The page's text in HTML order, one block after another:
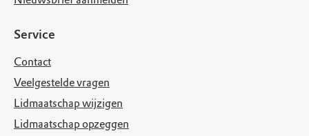
Service
Contact
Veelgestelde vragen
Lidmaatschap wijzigen
Lidmaatschap opzeggen